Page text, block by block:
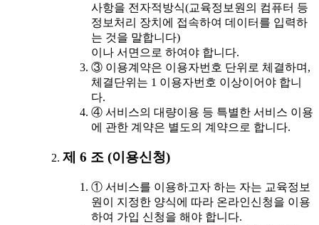
사항을 전자적방식(교육정보원의 컴퓨터 등
정보처리 장치에 접속하여 데이터를 입력하
는 것을 말합니다)
이나 서면으로 하여야 합니다.
③ 이용계약은 이용자번호 단위로 체결하며,
체결단위는 1 이용자번호 이상이어야 합니
다.
④ 서비스의 대량이용 등 특별한 서비스 이용
에 관한 계약은 별도의 계약으로 합니다.
제 6 조 (이용신청)
① 서비스를 이용하고자 하는 자는 교육정보
원이 지정한 양식에 따라 온라인신청을 이용
하여 가입 신청을 해야 합니다.